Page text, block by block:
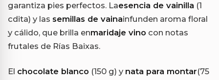
garantiza pies perfectos. Laesencia de vainilla (1
cdita) y las semillas de vainainfunden aroma floral
y cálido, que brilla enmaridaje vino con notas
frutales de Rías Baixas.
El chocolate blanco (150 g) y nata para montar(75